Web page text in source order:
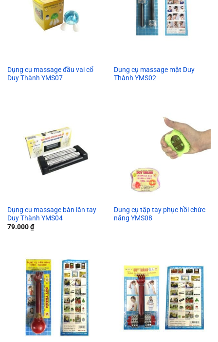
Dụng cụ massage đầu vai cổ
Duy Thành YMS07
Dụng cụ massage mặt Duy
Thành YMS02
Dụng cụ massage bàn lăn tay
Duy Thành YMS04
79.000₫
Dụng cụ tập tay phục hồi chức
năng YMS08